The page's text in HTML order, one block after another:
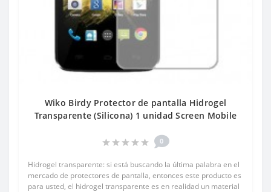
Wiko Birdy Protector de pantalla Hidrogel
Transparente (Silicona) 1 unidad Screen Mobile
0
Hidrogel transparente: si está buscando la última palabra en el
mercado de protectores de pantalla, entonces este producto es
para usted, el hidrogel transparente es en realidad un material